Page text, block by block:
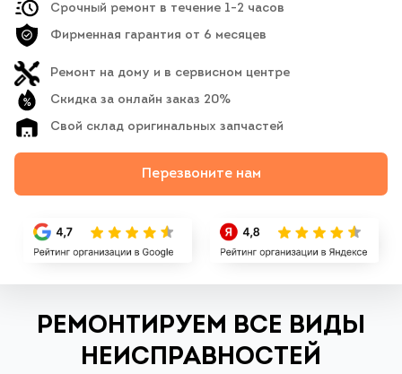
Срочный ремонт в течение 1-2 часов
Фирменная гарантия от 6 месяцев
Ремонт на дому и в сервисном центре
Скидка за онлайн заказ 20%
Свой склад оригинальных запчастей
Перезвоните нам
РЕМОНТИРУЕМ ВСЕ ВИДЫ
НЕИСПРАВНОСТЕЙ